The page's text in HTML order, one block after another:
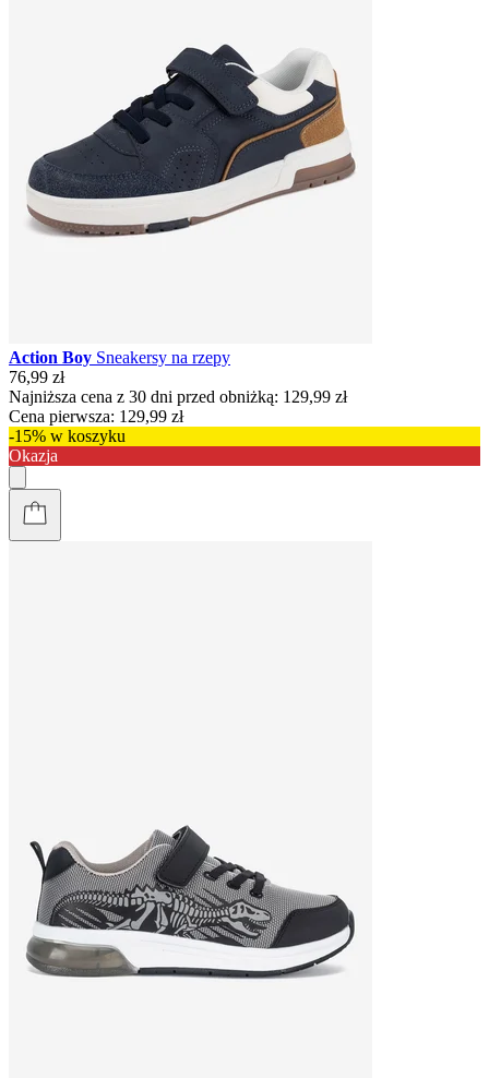
Action Boy Sneakersy na rzepy
76,99 zł
Najniższa cena z 30 dni przed obniżką: 129,99 zł
Cena pierwsza: 129,99 zł
-15% w koszyku
Okazja